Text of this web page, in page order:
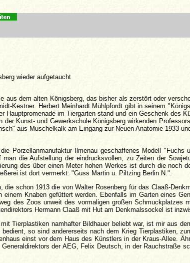
wieder aufgetaucht
aus dem alten Königsberg, das bisher als zerstört oder
Kestner. Herbert Meinhardt Mühlpfordt gibt in seinem
Hauptpromenade im Tiergarten stand und ein Geschenk
Kunst- und Gewerkschule Königsberg wirkenden
aus Muschelkalk am Eingang zur Neuen Anatomie 1933
Porzellanmanufaktur Ilmenau geschaffenes Modell
die Aufstellung der eindrucksvollen, zu Zeiten der
des über einen Meter hohen Werkes ist durch die
ist dort vermerkt: "Guss Martin u. Piltzing Berlin N.".
die schon 1913 die von Walter Rosenberg für das Claaß-
Knaben gefüttert werden. Ebenfalls im Garten eines
des Zoos unweit des vormaligen großen
Hermann Claaß mit Hut am Denkmalssockel ist
Tierplastiken namhafter Bildhauer beliebt war, ist mir aus
so sind andererseits nach dem Krieg Tierplastiken,
einst vor dem Haus des Künstlers in der Kraus-Allee.
der AEG, Felix Deutsch, in der Rauchstraße